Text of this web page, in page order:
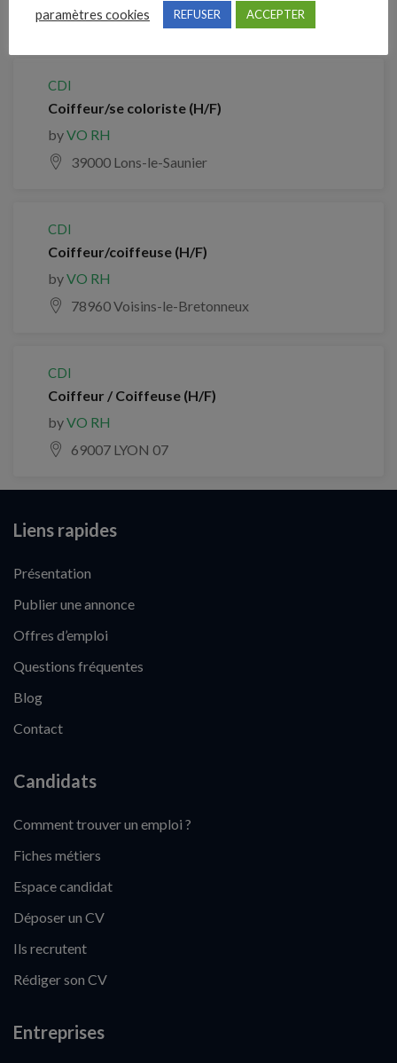
Emplois similaires
CDI
Coiffeur/se coloriste (H/F)
byVO RH
39000 Lons-le-Saunier
CDI
Coiffeur/coiffeuse (H/F)
byVO RH
78960 Voisins-le-Bretonneux
CDI
Coiffeur / Coiffeuse (H/F)
byVO RH
69007 LYON 07
Liens rapides
Présentation
Publier une annonce
Offres d’emploi
Questions fréquentes
Blog
Contact
Candidats
Comment trouver un emploi ?
Fiches métiers
Espace candidat
Déposer un CV
Ils recrutent
Rédiger son CV
Entreprises
paramètres cookies REFUSER ACCEPTER